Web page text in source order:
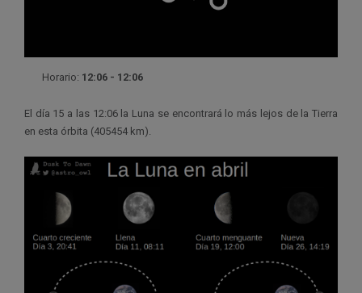
Horario: 12:06 - 12:06
El día 15 a las 12:06 la Luna se encontrará lo más lejos de la Tierra
en esta órbita (405454 km).